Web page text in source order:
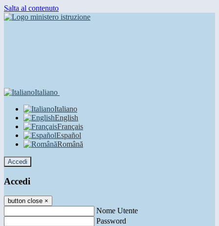
Salta al contenuto
Italiano
Italiano
English
Français
Español
Română
Accedi
Accedi
button close ×
Nome Utente
Password